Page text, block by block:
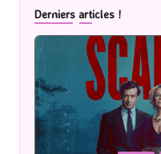
Derniers articles !